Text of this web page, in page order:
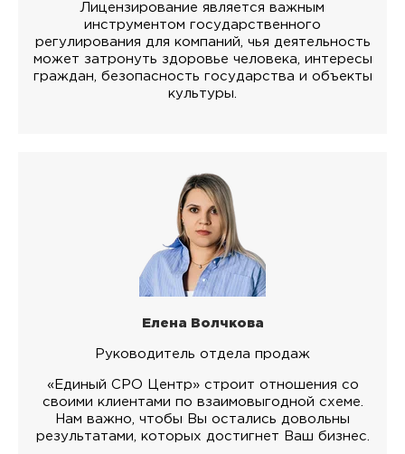
Лицензирование является важным
инструментом государственного
регулирования для компаний, чья деятельность
может затронуть здоровье человека, интересы
граждан, безопасность государства и объекты
культуры.
Елена Волчкова
Руководитель отдела продаж
«Единый СРО Центр» строит отношения со
своими клиентами по взаимовыгодной схеме.
Нам важно, чтобы Вы остались довольны
результатами, которых достигнет Ваш бизнес.